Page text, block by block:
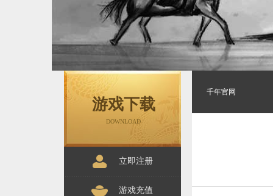
游戏下载
DOWNLOAD
立即注册
游戏充值
千年官网